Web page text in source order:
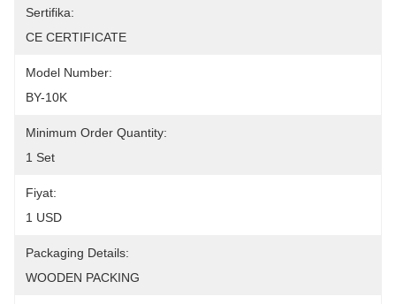
Sertifika:
CE CERTIFICATE
Model Number:
BY-10K
Minimum Order Quantity:
1 Set
Fiyat:
1 USD
Packaging Details:
WOODEN PACKING